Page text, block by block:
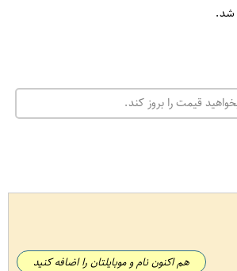
شد.
قیمت را بروز کند.
هم اکنون نام و موبایلتان را اضافه کنید